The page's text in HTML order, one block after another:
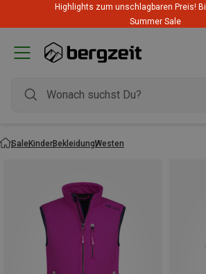
Highlights zum unschlagbaren Preis!
Summer Sale
SaleKinderBekleidungWesten